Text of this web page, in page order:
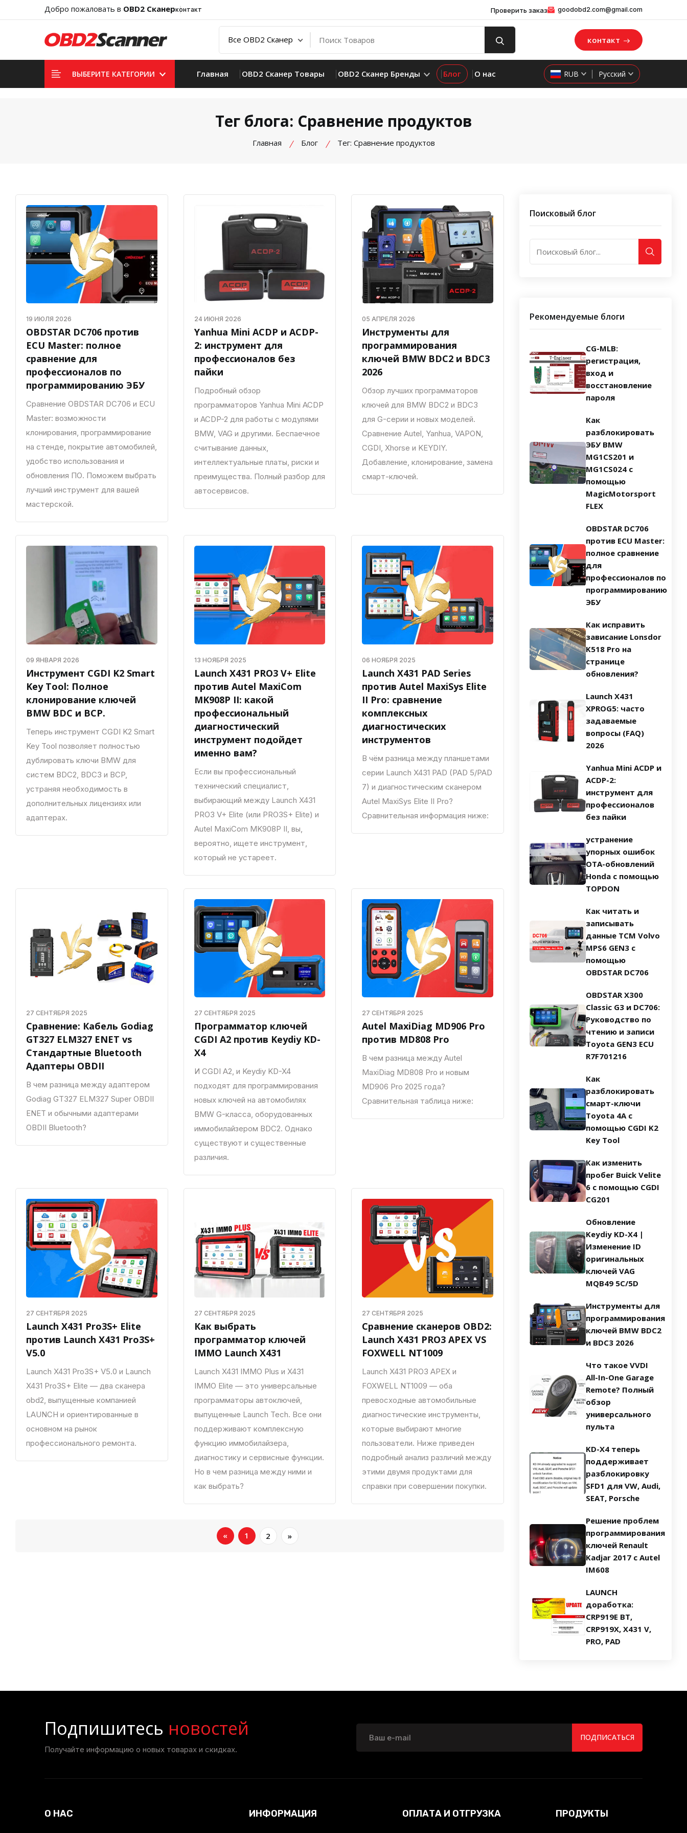
Добро пожаловать в OBD2 Сканерконтакт Проверить заказ goodobd2.com@gmail.com
контакт
ВЫБЕРИТЕ КАТЕГОРИИ Главная OBD2 Сканер Товары OBD2 Сканер Бренды Блог О нас RUB Русский
Тег блога: Сравнение продуктов
Главная Блог Тег: Сравнение продуктов
19 ИЮЛЯ 2026
OBDSTAR DC706 против
ECU Master: полное
сравнение для
профессионалов по
программированию ЭБУ
Сравнение OBDSTAR DC706 и ECU
Master: возможности
клонирования, программирование
на стенде, покрытие автомобилей,
удобство использования и
обновления ПО. Поможем выбрать
лучший инструмент для вашей
мастерской.
24 ИЮНЯ 2026
Yanhua Mini ACDP и ACDP-
2: инструмент для
профессионалов без
пайки
Подробный обзор
программаторов Yanhua Mini ACDP
и ACDP-2 для работы с модулями
BMW, VAG и другими. Беспаечное
считывание данных,
интеллектуальные платы, риски и
преимущества. Полный разбор для
автосервисов.
05 АПРЕЛЯ 2026
Инструменты для
программирования
ключей BMW BDC2 и BDC3
2026
Обзор лучших программаторов
ключей для BMW BDC2 и BDC3
для G-серии и новых моделей.
Сравнение Autel, Yanhua, VAPON,
CGDI, Xhorse и KEYDIY.
Добавление, клонирование, замена
смарт-ключей.
09 ЯНВАРЯ 2026
Инструмент CGDI K2 Smart
Key Tool: Полное
клонирование ключей
BMW BDC и BCP.
Теперь инструмент CGDI K2 Smart
Key Tool позволяет полностью
дублировать ключи BMW для
систем BDC2, BDC3 и BCP,
устраняя необходимость в
дополнительных лицензиях или
адаптерах.
13 НОЯБРЯ 2025
Launch X431 PRO3 V+ Elite
против Autel MaxiCom
MK908P II: какой
профессиональный
диагностический
инструмент подойдет
именно вам?
Если вы профессиональный
технический специалист,
выбирающий между Launch X431
PRO3 V+ Elite (или PRO3S+ Elite) и
Autel MaxiCom MK908P II, вы,
вероятно, ищете инструмент,
который не устареет.
06 НОЯБРЯ 2025
Launch X431 PAD Series
против Autel MaxiSys Elite
II Pro: сравнение
комплексных
диагностических
инструментов
В чём разница между планшетами
серии Launch X431 PAD (PAD 5/PAD
7) и диагностическим сканером
Autel MaxiSys Elite II Pro?
Сравнительная информация ниже:
27 СЕНТЯБРЯ 2025
Сравнение: Кабель Godiag
GT327 ELM327 ENET vs
Стандартные Bluetooth
Адаптеры OBDII
В чем разница между адаптером
Godiag GT327 ELM327 Super OBDII
ENET и обычными адаптерами
OBDII Bluetooth?
27 СЕНТЯБРЯ 2025
Программатор ключей
CGDI A2 против Keydiy KD-
X4
И CGDI A2, и Keydiy KD-X4
подходят для программирования
новых ключей на автомобилях
BMW G-класса, оборудованных
иммобилайзером BDC2. Однако
существуют и существенные
различия.
27 СЕНТЯБРЯ 2025
Autel MaxiDiag MD906 Pro
против MD808 Pro
В чем разница между Autel
MaxiDiag MD808 Pro и новым
MD906 Pro 2025 года?
Сравнительная таблица ниже:
27 СЕНТЯБРЯ 2025
Launch X431 Pro3S+ Elite
против Launch X431 Pro3S+
V5.0
Launch X431 Pro3S+ V5.0 и Launch
X431 Pro3S+ Elite — два сканера
obd2, выпущенные компанией
LAUNCH и ориентированные в
основном на рынок
профессионального ремонта.
27 СЕНТЯБРЯ 2025
Как выбрать
программатор ключей
IMMO Launch X431
Launch X431 IMMO Plus и X431
IMMO Elite — это универсальные
программаторы автоключей,
выпущенные Launch Tech. Все они
поддерживают комплексную
функцию иммобилайзера,
диагностику и сервисные функции.
Но в чем разница между ними и
как выбрать?
27 СЕНТЯБРЯ 2025
Сравнение сканеров OBD2:
Launch X431 PRO3 APEX VS
FOXWELL NT1009
Launch X431 PRO3 APEX и
FOXWELL NT1009 — оба
превосходные автомобильные
диагностические инструменты,
которые выбирают многие
пользователи. Ниже приведен
подробный анализ различий между
этими двумя продуктами для
справки при совершении покупки.
« 1 2 »
Поисковый блог
Рекомендуемые блоги
CG-MLB:
регистрация,
вход и
восстановление
пароля
Как
разблокировать
ЭБУ BMW
MG1CS201 и
MG1CS024 с
помощью
MagicMotorsport
FLEX
OBDSTAR DC706
против ECU Master:
полное сравнение
для
профессионалов по
программированию
ЭБУ
Как исправить
зависание Lonsdor
K518 Pro на
странице
обновления?
Launch X431
XPROG5: часто
задаваемые
вопросы (FAQ)
2026
Yanhua Mini ACDP и
ACDP-2:
инструмент для
профессионалов
без пайки
устранение
упорных ошибок
OTA-обновлений
Honda с помощью
TOPDON
Как читать и
записывать
данные TCM Volvo
MPS6 GEN3 с
помощью
OBDSTAR DC706
OBDSTAR X300
Classic G3 и DC706:
Руководство по
чтению и записи
Toyota GEN3 ECU
R7F701216
Как
разблокировать
смарт-ключи
Toyota 4A с
помощью CGDI K2
Key Tool
Как изменить
пробег Buick Velite
6 с помощью CGDI
CG201
Обновление
Keydiy KD-X4 |
Изменение ID
оригинальных
ключей VAG
MQB49 5C/5D
Инструменты для
программирования
ключей BMW BDC2
и BDC3 2026
Что такое VVDI
All-In-One Garage
Remote? Полный
обзор
универсального
пульта
KD-X4 теперь
поддерживает
разблокировку
SFD1 для VW, Audi,
SEAT, Porsche
Решение проблем
программирования
ключей Renault
Kadjar 2017 с Autel
IM608
LAUNCH
доработка:
CRP919E BT,
CRP919X, X431 V,
PRO, PAD
Подпишитесь новостей
Получайте информацию о новых товарах и скидках.
ПОДПИСАТЬСЯ
О НАС ИНФОРМАЦИЯ ОПЛАТА И ОТГРУЗКА ПРОДУКТЫ